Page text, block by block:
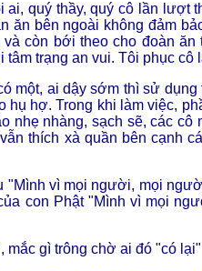
quý thầy, quý cô lần lượt
ăn bên ngoài không đảm
còn bới theo cho đoàn ăn
trạng an vui. Tôi phục cô
một, ai dậy sớm thì sử
hụ hợ. Trong khi làm việc,
nhẹ nhàng, sạch sẽ, các cô
thích xà quần bên cạnh
vì mọi người, mọi
con Phật "Mình vì mọi
mắc gì trông chờ ai đó "có